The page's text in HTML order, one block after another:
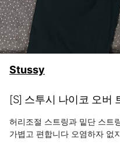
Stussy
[S] 스투시 나이코 오버
허리조절 스트링과 밑단 스트
가볍고 편합니다 오염하자 없